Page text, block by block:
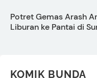
Potret Gemas Arash
Liburan ke Pantai di
KOMIK BUNDA